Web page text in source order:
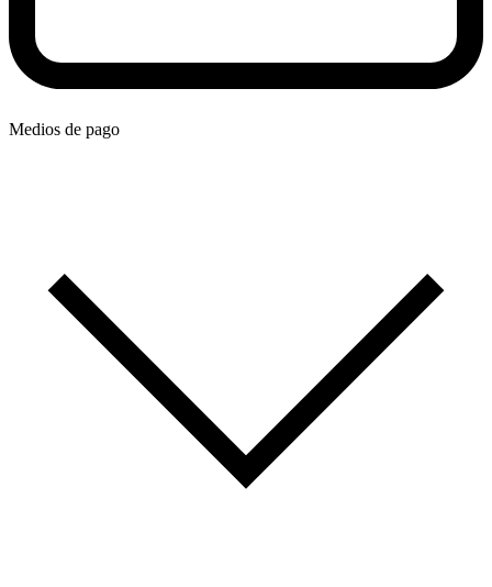
Medios de pago